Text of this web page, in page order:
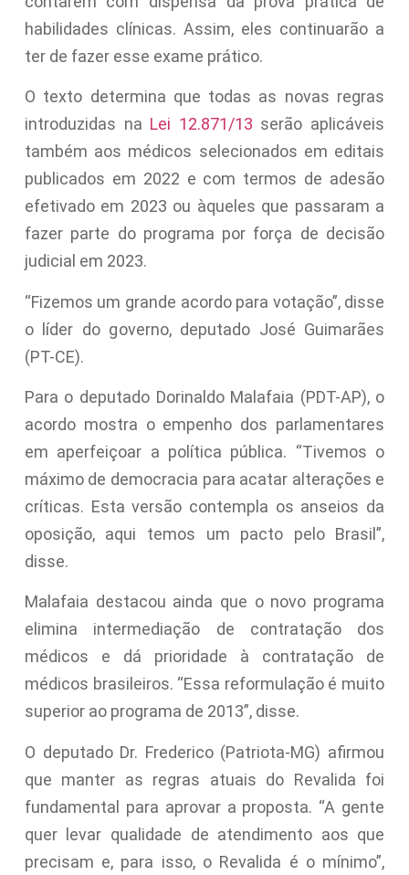
habilidades clínicas. Assim, eles continuarão a
ter de fazer esse exame prático.
O texto determina que todas as novas regras
introduzidas na Lei 12.871/13 serão aplicáveis
também aos médicos selecionados em editais
publicados em 2022 e com termos de adesão
efetivado em 2023 ou àqueles que passaram a
fazer parte do programa por força de decisão
judicial em 2023.
“Fizemos um grande acordo para votação”, disse
o líder do governo, deputado José Guimarães
(PT-CE).
Para o deputado Dorinaldo Malafaia (PDT-AP), o
acordo mostra o empenho dos parlamentares
em aperfeiçoar a política pública. “Tivemos o
máximo de democracia para acatar alterações e
críticas. Esta versão contempla os anseios da
oposição, aqui temos um pacto pelo Brasil”,
disse.
Malafaia destacou ainda que o novo programa
elimina intermediação de contratação dos
médicos e dá prioridade à contratação de
médicos brasileiros. “Essa reformulação é muito
superior ao programa de 2013”, disse.
O deputado Dr. Frederico (Patriota-MG) afirmou
que manter as regras atuais do Revalida foi
fundamental para aprovar a proposta. “A gente
quer levar qualidade de atendimento aos que
precisam e, para isso, o Revalida é o mínimo”,